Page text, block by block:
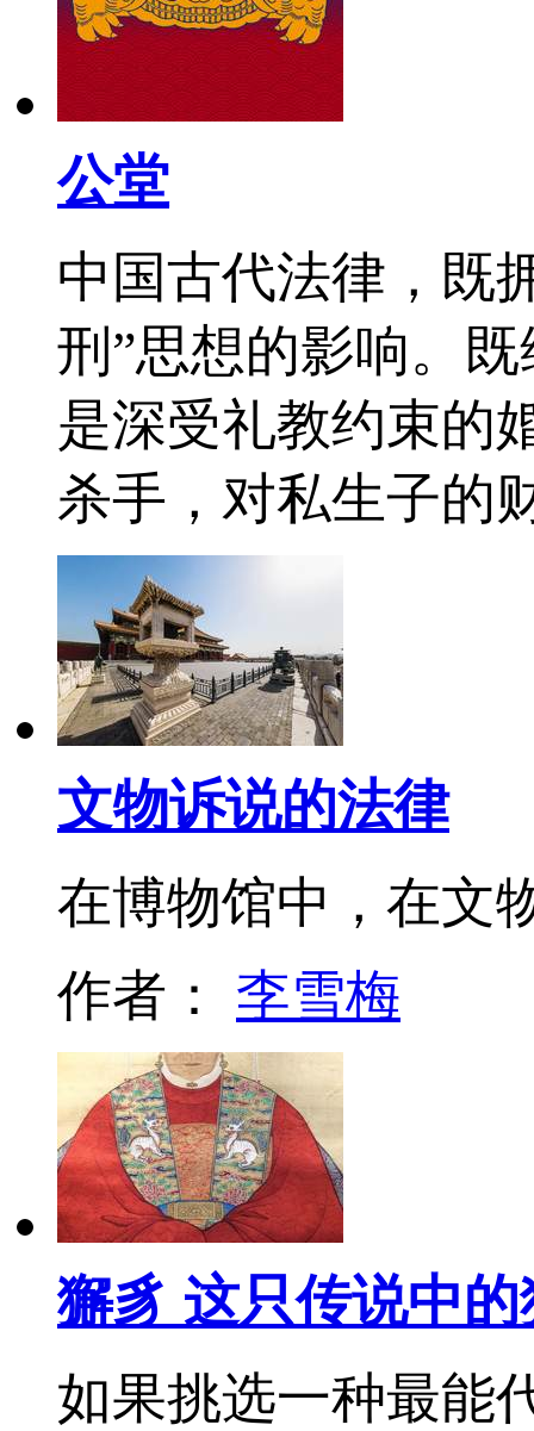
公堂
中国古代法律，既
刑”思想的影响。
是深受礼教约束的
杀手，对私生子
文物诉说的法律
在博物馆中，在文
作者： 李雪梅
獬豸 这只传说中
如果挑选一种最能